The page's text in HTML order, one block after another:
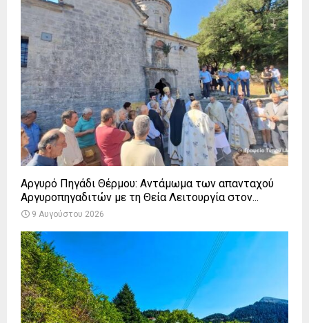
Αργυρό Πηγάδι Θέρμου: Αντάμωμα των απανταχού
Αργυροπηγαδιτών με τη Θεία Λειτουργία στον...
9 Αυγούστου 2026